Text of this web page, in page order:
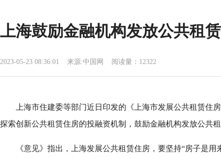
上海鼓励金融机构发放公共租
2023-05-23 08:36:01 来源:中国网 阅读量：12322
上海市住建委等部门近日印发的《上海市发展公共租赁住
探索创新公共租赁住房的投融资机制，鼓励金融机构发放公共
《意见》指出，上海发展公共租赁住房，要坚持“房子是